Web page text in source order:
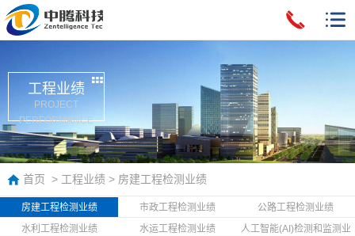
工程业绩
PROJECT
PERFORMANCE
首页 > 工程业绩> 房建工程检测业绩
房建工程检测业绩 市政工程检测业绩
公路工程检测业绩
水利工程检测业绩
水运工程检测业绩
人工智能(AI)检测和监测业